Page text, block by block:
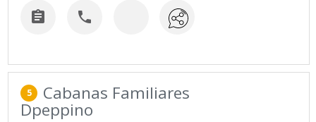
 
5 Cabanas Familiares
Dpeppino